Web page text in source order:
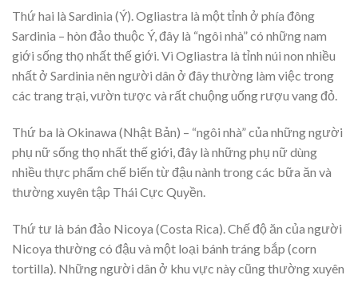
Thứ hai là Sardinia (Ý). Ogliastra là một tỉnh ở phía đông
Sardinia – hòn đảo thuộc Ý, đây là “ngôi nhà” có những nam
giới sống thọ nhất thế giới. Vì Ogliastra là tỉnh núi non nhiều
nhất ở Sardinia nên người dân ở đây thường làm việc trong
các trang trại, vườn tược và rất chuộng uống rượu vang đỏ.
Thứ ba là Okinawa (Nhật Bản) – “ngôi nhà” của những người
phụ nữ sống thọ nhất thế giới, đây là những phụ nữ dùng
nhiều thực phẩm chế biến từ đậu nành trong các bữa ăn và
thường xuyên tập Thái Cực Quyền.
Thứ tư là bán đảo Nicoya (Costa Rica). Chế độ ăn của người
Nicoya thường có đậu và một loại bánh tráng bắp (corn
tortilla). Những người dân ở khu vực này cũng thường xuyên